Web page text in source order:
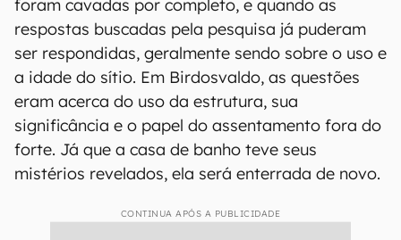
foram cavadas por completo, e quando as
respostas buscadas pela pesquisa já puderam
ser respondidas, geralmente sendo sobre o uso e
a idade do sítio. Em Birdosvaldo, as questões
eram acerca do uso da estrutura, sua
significância e o papel do assentamento fora do
forte. Já que a casa de banho teve seus
mistérios revelados, ela será enterrada de novo.
CONTINUA APÓS A PUBLICIDADE